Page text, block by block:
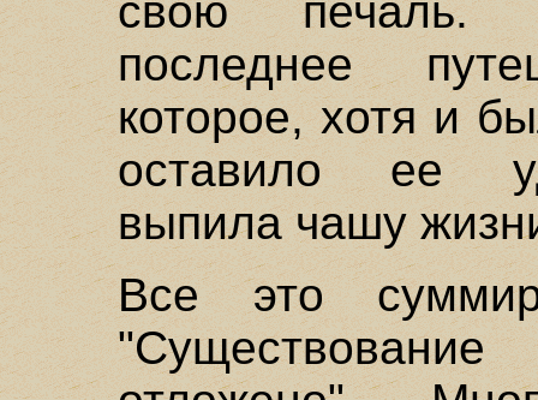
свою печаль.
последнее
которое, хотя и
оставило ее
выпила чашу
Все это